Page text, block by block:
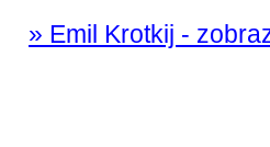
» Emil Krotkij -